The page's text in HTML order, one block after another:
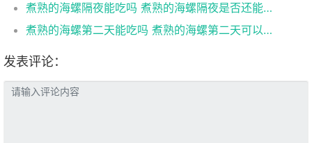
煮熟的海螺隔夜能吃吗 煮熟的海螺隔夜是否还能吃
煮熟的海螺第二天能吃吗 煮熟的海螺第二天可以吃吗
发表评论：